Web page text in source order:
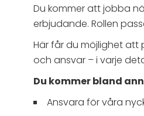
Du kommer att jobba
erbjudande. Rollen
Här får du möjlighet att
och ansvar – i varje
Du kommer bland
Ansvara för våra